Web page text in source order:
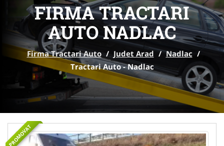
FIRMA TRACTARI
AUTO NADLAC
Firma Tractari Auto / Judet Arad / Nadlac /
Tractari Auto - Nadlac
PROMOVAT